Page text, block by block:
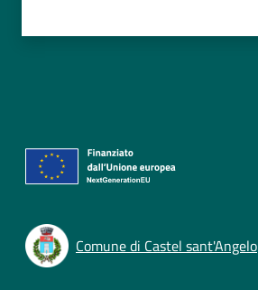
Comune di Castel sant'Angelo